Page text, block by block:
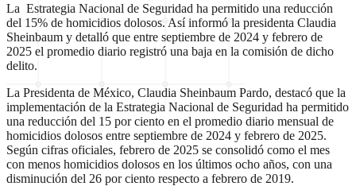
La Estrategia Nacional de Seguridad ha permitido una reducción
del 15% de homicidios dolosos. Así informó la presidenta Claudia
Sheinbaum y detalló que entre septiembre de 2024 y febrero de
2025 el promedio diario registró una baja en la comisión de dicho
delito.
La Presidenta de México, Claudia Sheinbaum Pardo, destacó que la
implementación de la Estrategia Nacional de Seguridad ha permitido
una reducción del 15 por ciento en el promedio diario mensual de
homicidios dolosos entre septiembre de 2024 y febrero de 2025.
Según cifras oficiales, febrero de 2025 se consolidó como el mes
con menos homicidios dolosos en los últimos ocho años, con una
disminución del 26 por ciento respecto a febrero de 2019.